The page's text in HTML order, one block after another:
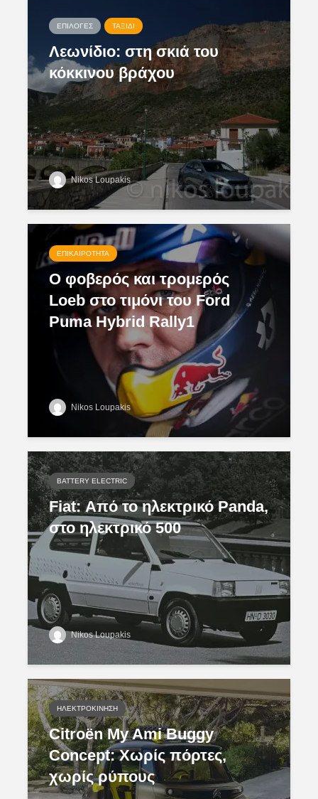
ΕΠΙΛΟΓΈΣ ΤΑΞΊΔΙ
Λεωνίδιο: στη σκιά του
κόκκινου βράχου
Nikos Loupakis
ΕΠΙΚΑΙΡΌΤΗΤΑ
O φοβερός και τρομερός
Loeb στο τιμόνι του Ford
Puma Hybrid Rally1
Nikos Loupakis
BATTERY ELECTRIC
Fiat: Από το ηλεκτρικό Panda,
στο ηλεκτρικό 500
Nikos Loupakis
ΗΛΕΚΤΡΟΚΊΝΗΣΗ
Citroën My Ami Buggy
Concept: Χωρίς πόρτες,
χωρίς ρύπους